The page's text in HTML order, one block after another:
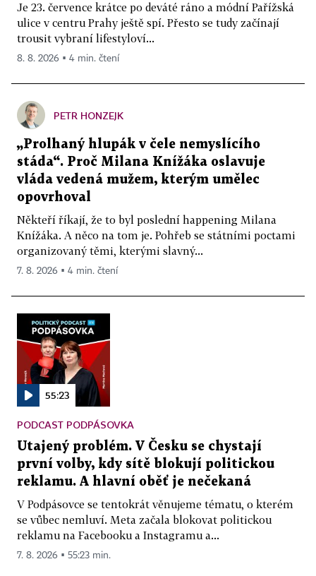
Je 23. července krátce po deváté ráno a módní Pařížská
ulice v centru Prahy ještě spí. Přesto se tudy začínají
trousit vybraní lifestyloví...
8. 8. 2026 ▪ 4 min. čtení
PETR HONZEJK
„Prolhaný hlupák v čele nemyslícího
stáda“. Proč Milana Knížáka oslavuje
vláda vedená mužem, kterým umělec
opovrhoval
Někteří říkají, že to byl poslední happening Milana
Knížáka. A něco na tom je. Pohřeb se státními poctami
organizovaný těmi, kterými slavný...
7. 8. 2026 ▪ 4 min. čtení
55:23
PODCAST PODPÁSOVKA
Utajený problém. V Česku se chystají
první volby, kdy sítě blokují politickou
reklamu. A hlavní oběť je nečekaná
V Podpásovce se tentokrát věnujeme tématu, o kterém
se vůbec nemluví. Meta začala blokovat politickou
reklamu na Facebooku a Instagramu a...
7. 8. 2026 ▪ 55:23 min.